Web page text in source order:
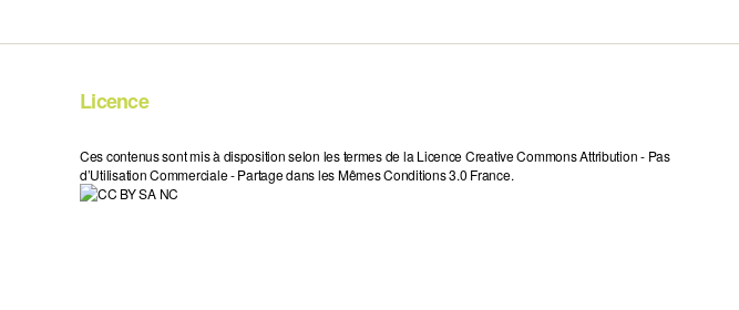
Licence
Ces contenus sont mis à disposition selon les termes de la Licence Creative Commons Attribution - Pas
d’Utilisation Commerciale - Partage dans les Mêmes Conditions 3.0 France.